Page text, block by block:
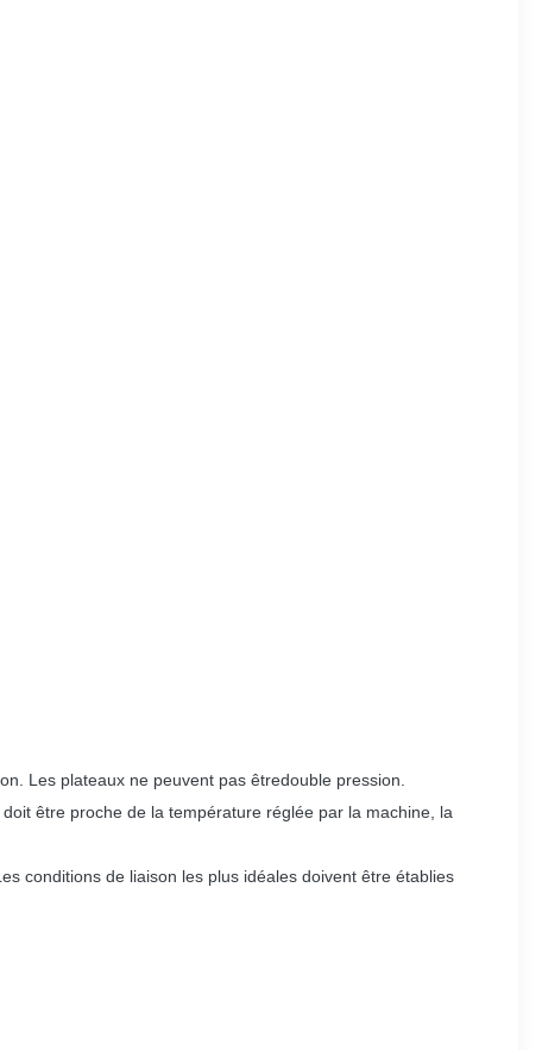
Les plateaux ne peuvent pas êtredouble pression.
être proche de la température réglée par la machine, la
conditions de liaison les plus idéales doivent être établies